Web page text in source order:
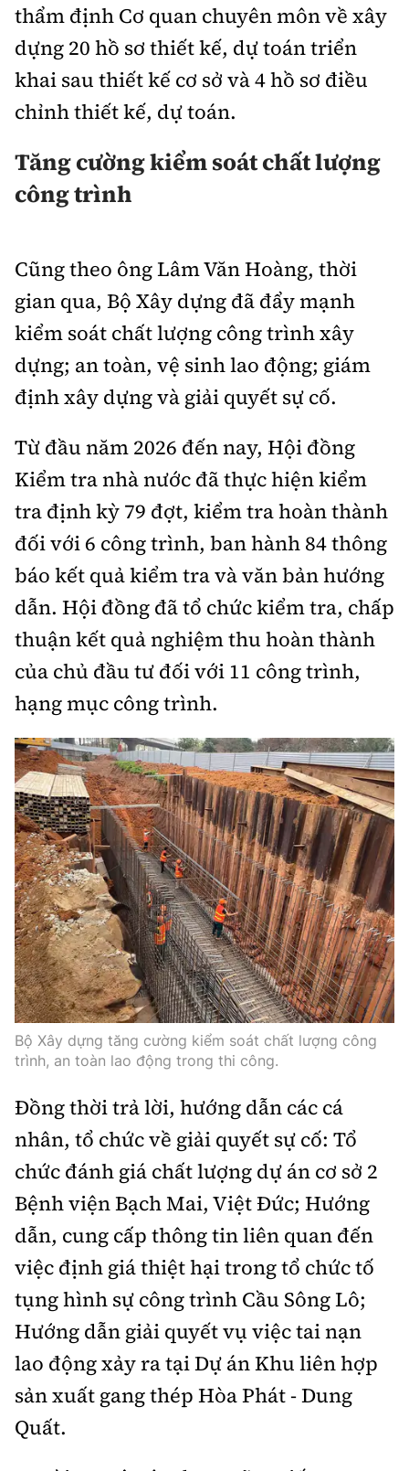
thẩm định Cơ quan chuyên môn về xây
dựng 20 hồ sơ thiết kế, dự toán triển
khai sau thiết kế cơ sở và 4 hồ sơ điều
chỉnh thiết kế, dự toán.
Tăng cường kiểm soát chất lượng
công trình
Cũng theo ông Lâm Văn Hoàng, thời
gian qua, Bộ Xây dựng đã đẩy mạnh
kiểm soát chất lượng công trình xây
dựng; an toàn, vệ sinh lao động; giám
định xây dựng và giải quyết sự cố.
Từ đầu năm 2026 đến nay, Hội đồng
Kiểm tra nhà nước đã thực hiện kiểm
tra định kỳ 79 đợt, kiểm tra hoàn thành
đối với 6 công trình, ban hành 84 thông
báo kết quả kiểm tra và văn bản hướng
dẫn. Hội đồng đã tổ chức kiểm tra, chấp
thuận kết quả nghiệm thu hoàn thành
của chủ đầu tư đối với 11 công trình,
hạng mục công trình.
Bộ Xây dựng tăng cường kiểm soát chất lượng công
trình, an toàn lao động trong thi công.
Đồng thời trả lời, hướng dẫn các cá
nhân, tổ chức về giải quyết sự cố: Tổ
chức đánh giá chất lượng dự án cơ sở 2
Bệnh viện Bạch Mai, Việt Đức; Hướng
dẫn, cung cấp thông tin liên quan đến
việc định giá thiệt hại trong tổ chức tố
tụng hình sự công trình Cầu Sông Lô;
Hướng dẫn giải quyết vụ việc tai nạn
lao động xảy ra tại Dự án Khu liên hợp
sản xuất gang thép Hòa Phát - Dung
Quất.